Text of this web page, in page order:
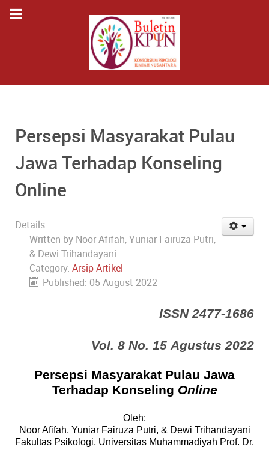
Persepsi Masyarakat Pulau
Jawa Terhadap Konseling
Online
Details
Written by Noor Afifah, Yuniar Fairuza Putri,
& Dewi Trihandayani
Category: Arsip Artikel
Published: 05 August 2022
ISSN 2477-1686
Vol. 8 No. 15 Agustus 2022
Persepsi Masyarakat Pulau Jawa
Terhadap Konseling Online
Oleh:
Noor Afifah, Yuniar Fairuza Putri, & Dewi Trihandayani
Fakultas Psikologi, Universitas Muhammadiyah Prof. Dr.